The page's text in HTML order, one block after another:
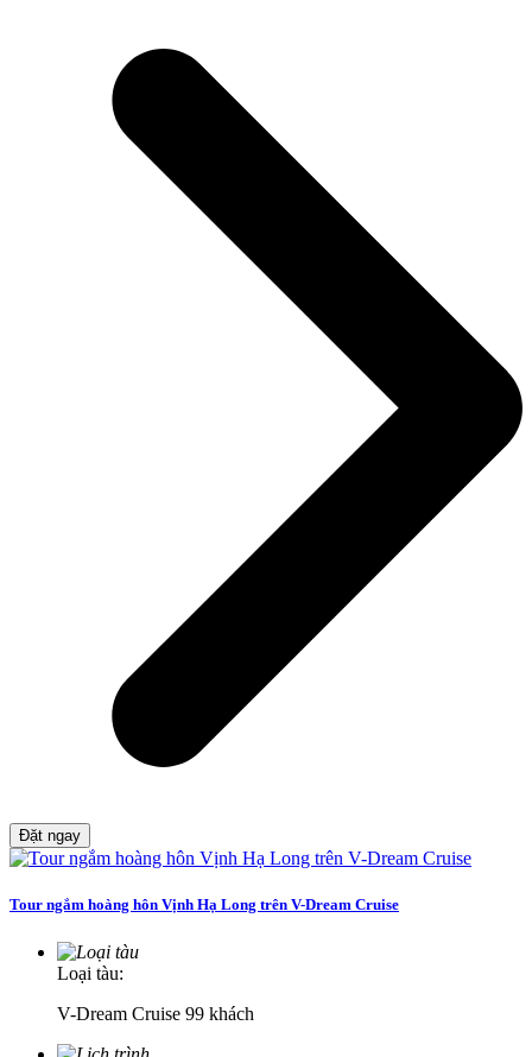
Đặt ngay
Tour ngắm hoàng hôn Vịnh Hạ Long trên V-Dream Cruise
Loại tàu:
V-Dream Cruise 99 khách